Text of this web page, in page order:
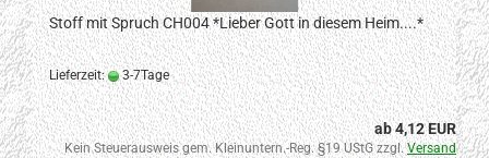
Stoff mit Spruch CH004 *Lieber Gott in diesem Heim....*
Lieferzeit: 3-7Tage
ab 4,12 EUR
Kein Steuerausweis gem. Kleinuntern.-Reg. §19 UStG zzgl.Versand